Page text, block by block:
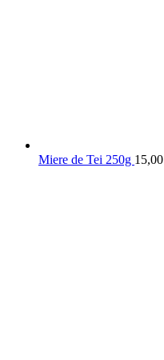
Miere de Tei 250g 15,00